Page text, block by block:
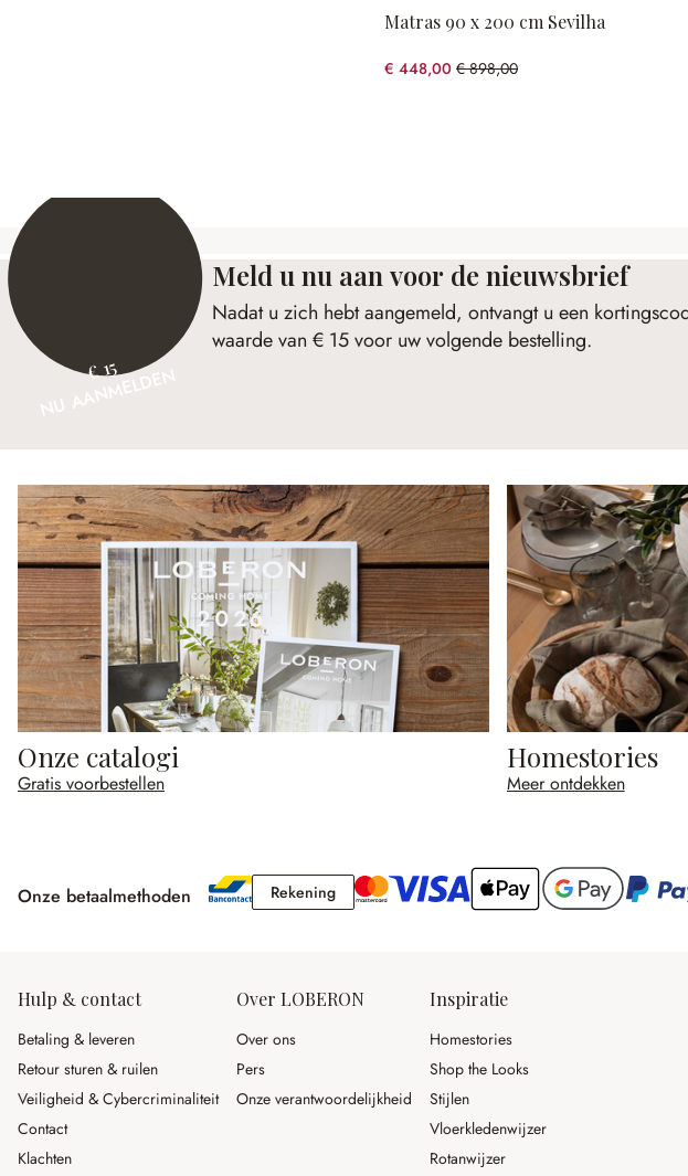
Matras 90 x 200 cm Sevilha
€ 448,00 € 898,00
(50.11% gespart)
€ 15
NU AANMELDEN
Meld u nu aan voor de nieuwsbrief
Nadat u zich hebt aangemeld, ontvangt u een
waarde van € 15 voor uw volgende bestelling.
Onze catalogi
Gratis voorbestellen
Homestories
Meer ontdekken
Onze betaalmethoden RekeningRekening
Hulp & contact
Betaling & leveren
Retour sturen & ruilen
Veiligheid & Cybercriminaliteit
Contact
Klachten
Over LOBERON
Over ons
Pers
Onze verantwoordelijkheid
Inspiratie
Homestories
Shop the Looks
Stijlen
Vloerkledenwijzer
Rotanwijzer